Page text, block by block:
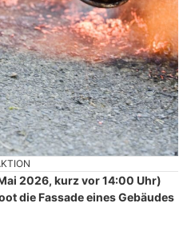
2026, kurz vor 14:00 Uhr)
die Fassade eines Gebäudes